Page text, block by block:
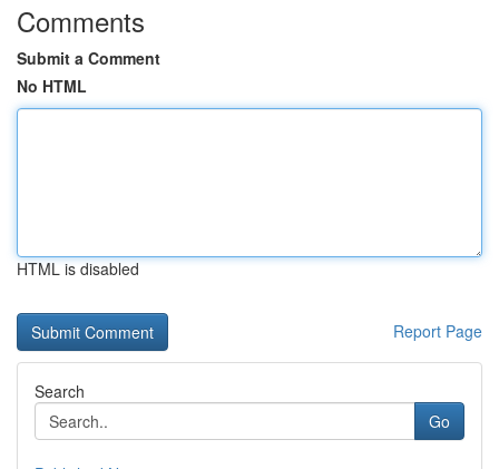
Comments
Submit a Comment
No HTML
HTML is disabled
Report Page
Search
Go